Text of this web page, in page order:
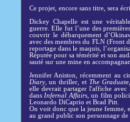
Ce projet, encore sans titre, sera
Dickey Chapelle est une
guerre. Elle fut l’une des
couvrir le débarquement
avec des membres du FLN (Front
reportage dans le maquis,
Réputée pour sa témérité et son
sauté sur une mine en
Jennifer Aniston, récemment au
Diary, un thriller etThe Graduate
elle devrait partager l'affiche avec
dans Infernal Affairs, un film
Leonardo DiCaprio et Brad Pitt.
On voit donc que la jeune femme,
au grand public son personnage de